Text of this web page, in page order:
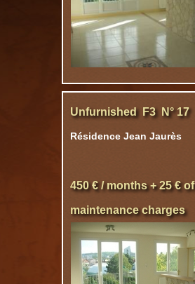
Unfurnished F3 N° 17
Résidence Jean Jaurès
450 € / months + 25 € of
maintenance charges